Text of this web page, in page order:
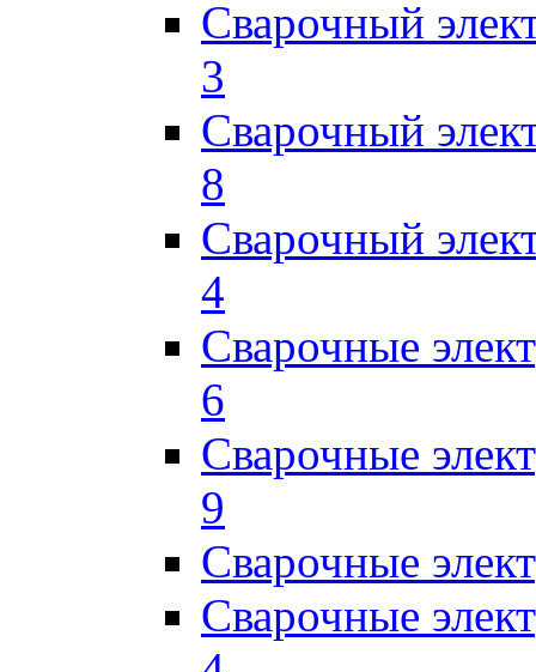
Сварочный
3
Сварочный
8
Сварочный
4
Сварочные
6
Сварочные
9
Сварочные
Сварочные